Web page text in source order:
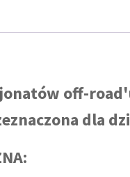
off-road'u
dla